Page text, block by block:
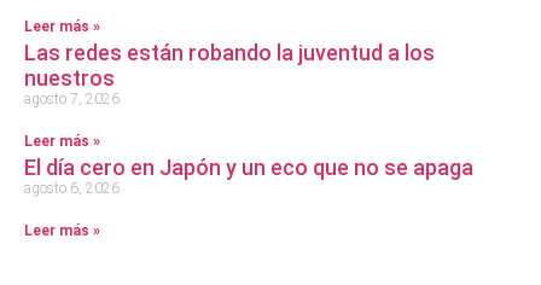
Leer más »
Las redes están robando la juventud a los
nuestros
agosto 7, 2026
Leer más »
El día cero en Japón y un eco que no se apaga
agosto 6, 2026
Leer más »